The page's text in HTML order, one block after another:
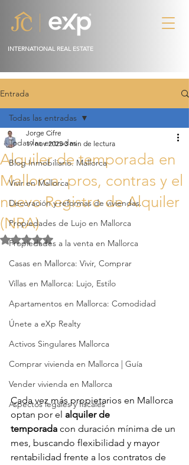
INTERNATIONAL REAL ESTATE
Entrada
Todas las entradas
Blog Inmobiliario. Mallorca
Vivir en Mallorca
Decoración y reformas de viviendas.
Propiedades de Lujo en Mallorca
Propiedades a la venta en Mallorca
Casas en Mallorca: Vivir, Comprar
Villas en Mallorca: Lujo, Estilo
Apartamentos en Mallorca: Comodidad
Únete a eXp Realty
Activos Singulares Mallorca
Comprar vivienda en Mallorca | Guía
Vender vivienda en Mallorca
Aspectos legales y fiscales
Todas las entradas
Alquiler de temporada en
Mallorca: pros, contras y el
nuevo Registro de Alquiler
(NRA)
Jorge Cifre
19 nov 2025 3 min de lectura
Obtuvo NaN de 5 estrellas.
Cada vez más propietarios en Mallorca
optan por el alquiler de
temporada con duración mínima de un
mes, buscando flexibilidad y mayor
rentabilidad frente a los contratos de